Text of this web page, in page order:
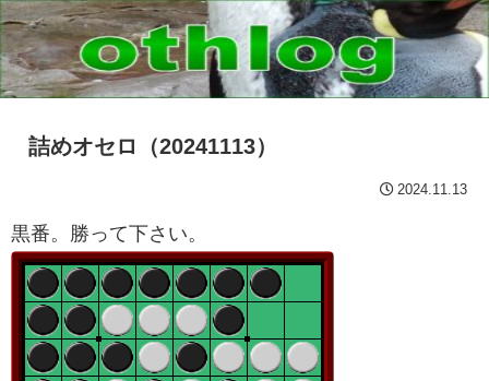
詰めオセロ（20241113）
2024.11.13
黒番。勝って下さい。